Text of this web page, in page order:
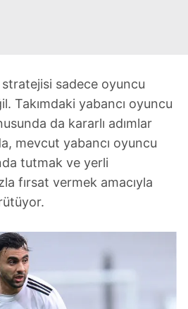
sadece oyuncu
Takımdaki yabancı oyuncu
da kararlı adımlar
mevcut yabancı oyuncu
tutmak ve yerli
fırsat vermek amacıyla